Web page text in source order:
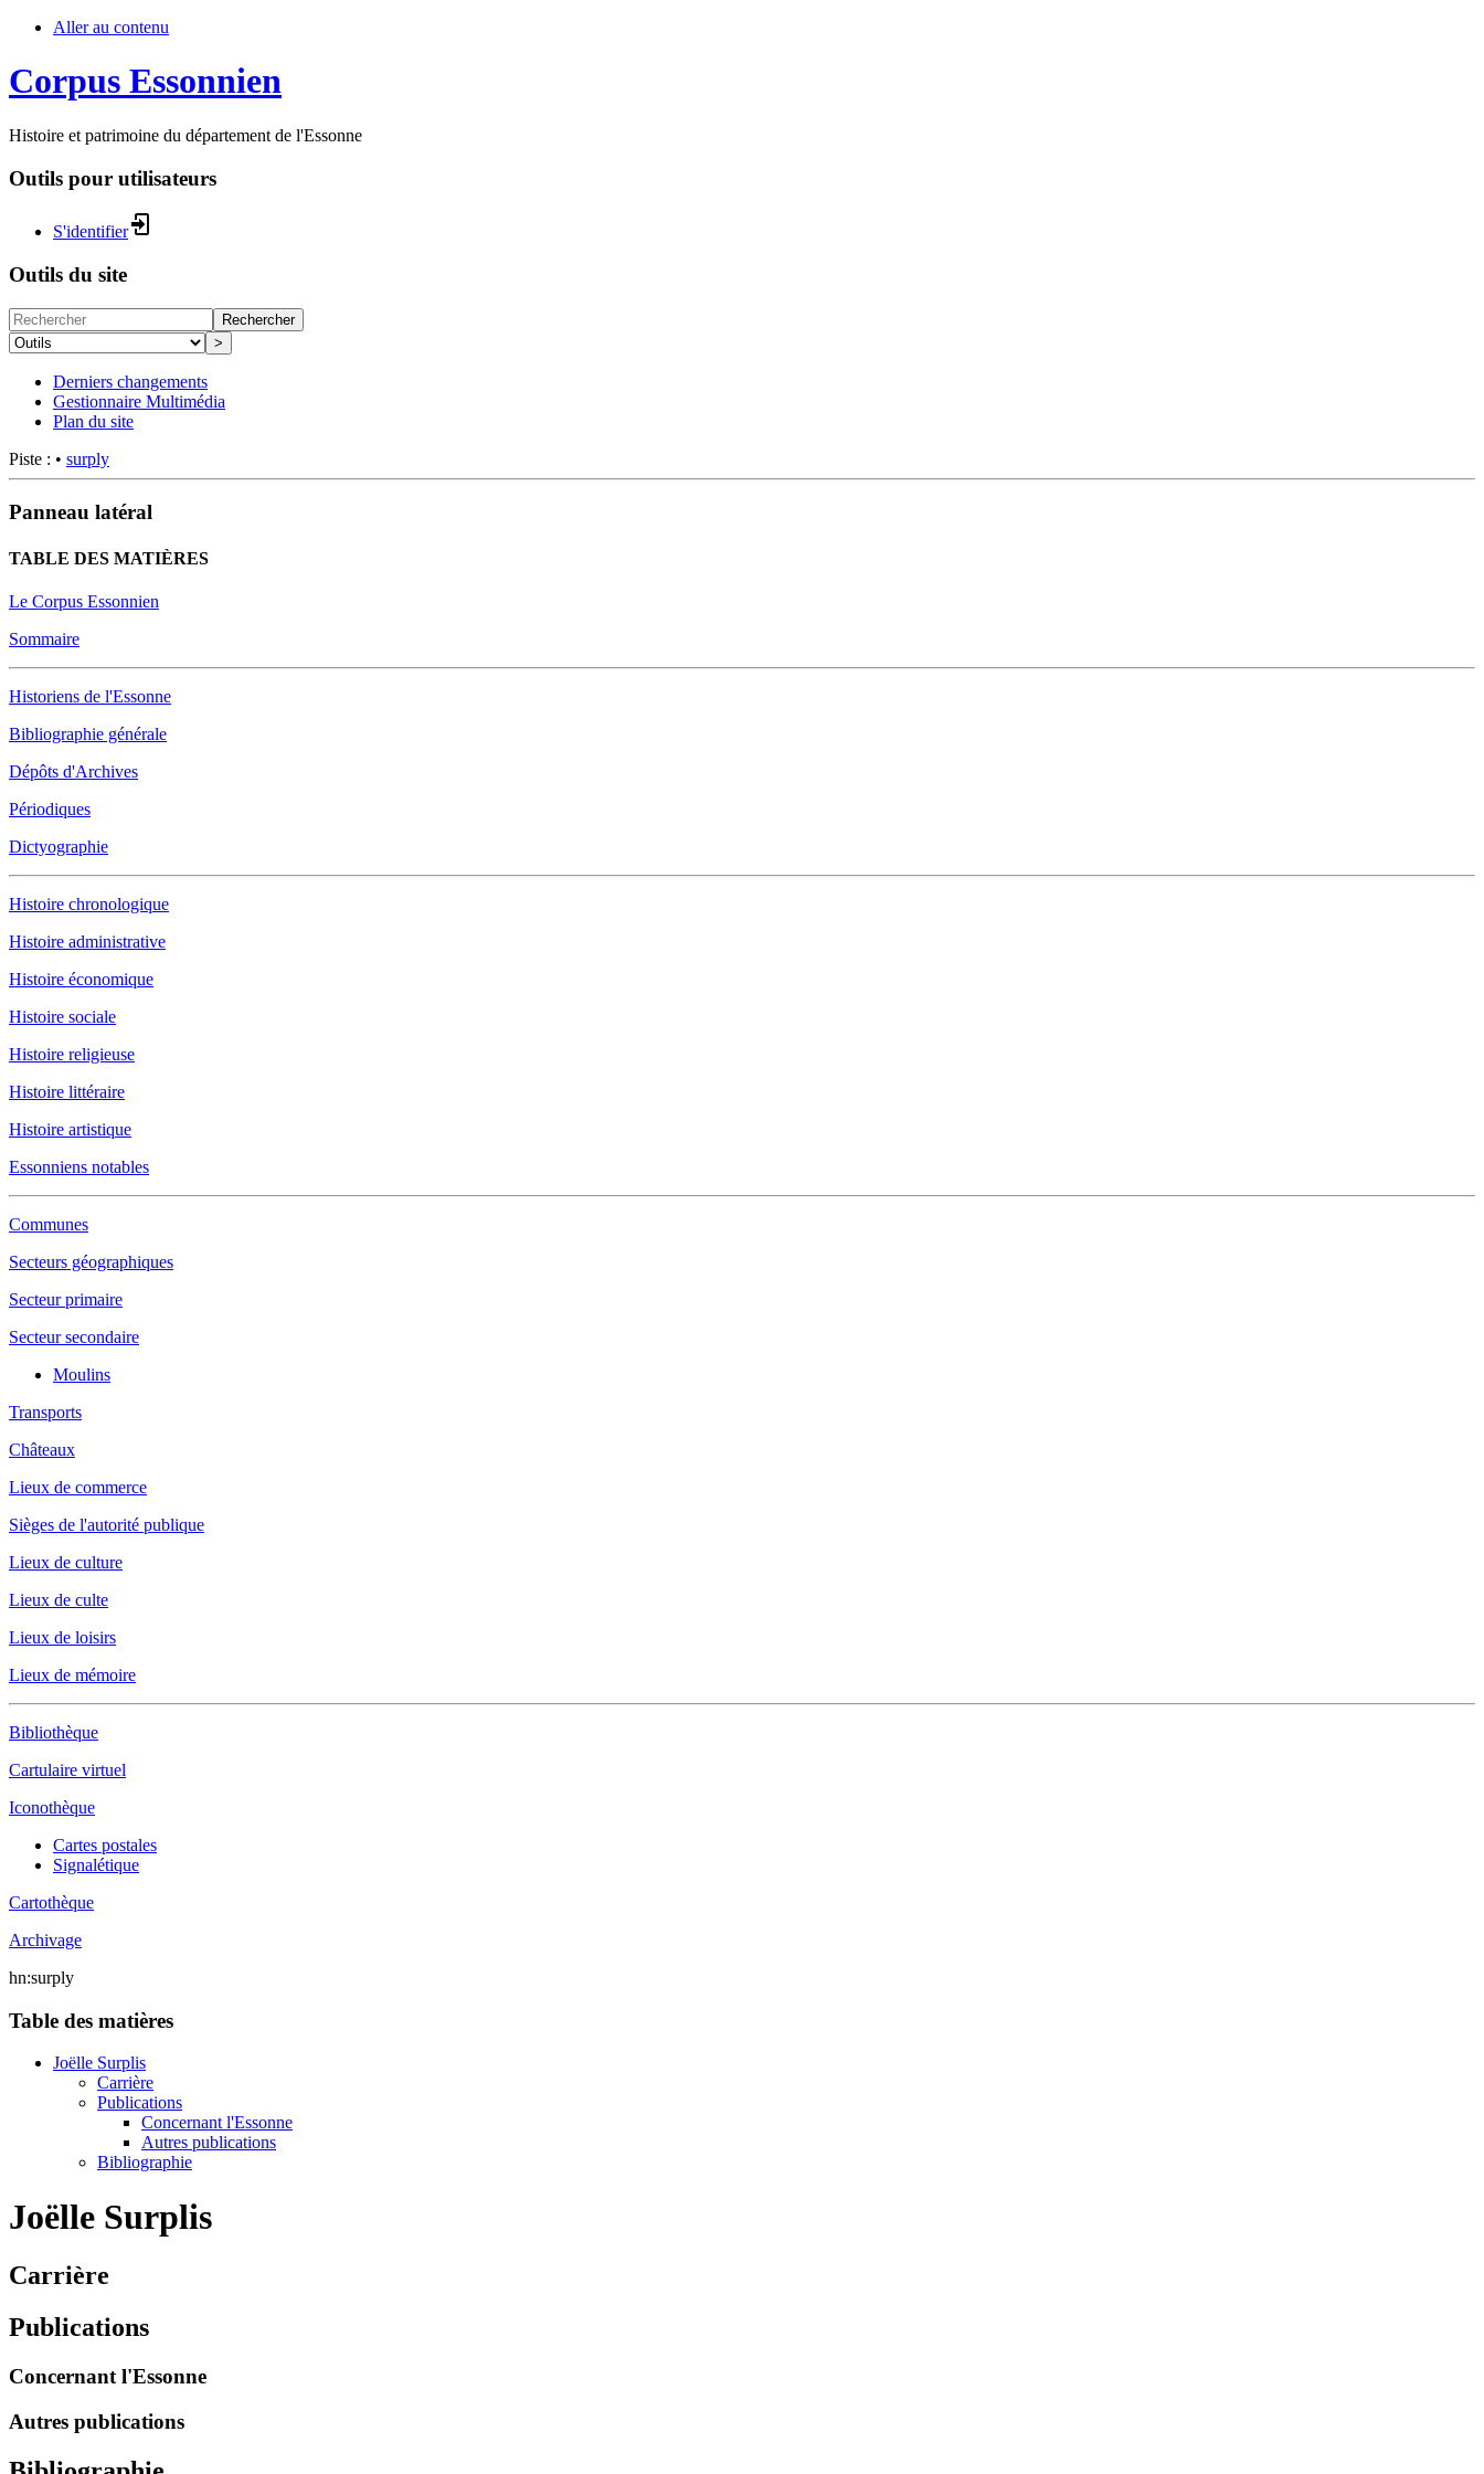
Aller au contenu
Corpus Essonnien
Histoire et patrimoine du département de l'Essonne
Outils pour utilisateurs
S'identifier
Outils du site
Rechercher
>
Derniers changements
Gestionnaire Multimédia
Plan du site
Piste : • surply
Panneau latéral
TABLE DES MATIÈRES
Le Corpus Essonnien
Sommaire
Historiens de l'Essonne
Bibliographie générale
Dépôts d'Archives
Périodiques
Dictyographie
Histoire chronologique
Histoire administrative
Histoire économique
Histoire sociale
Histoire religieuse
Histoire littéraire
Histoire artistique
Essonniens notables
Communes
Secteurs géographiques
Secteur primaire
Secteur secondaire
Moulins
Transports
Châteaux
Lieux de commerce
Sièges de l'autorité publique
Lieux de culture
Lieux de culte
Lieux de loisirs
Lieux de mémoire
Bibliothèque
Cartulaire virtuel
Iconothèque
Cartes postales
Signalétique
Cartothèque
Archivage
hn:surply
Table des matières
Joëlle Surplis
Carrière
Publications
Concernant l'Essonne
Autres publications
Bibliographie
Joëlle Surplis
Carrière
Publications
Concernant l'Essonne
Autres publications